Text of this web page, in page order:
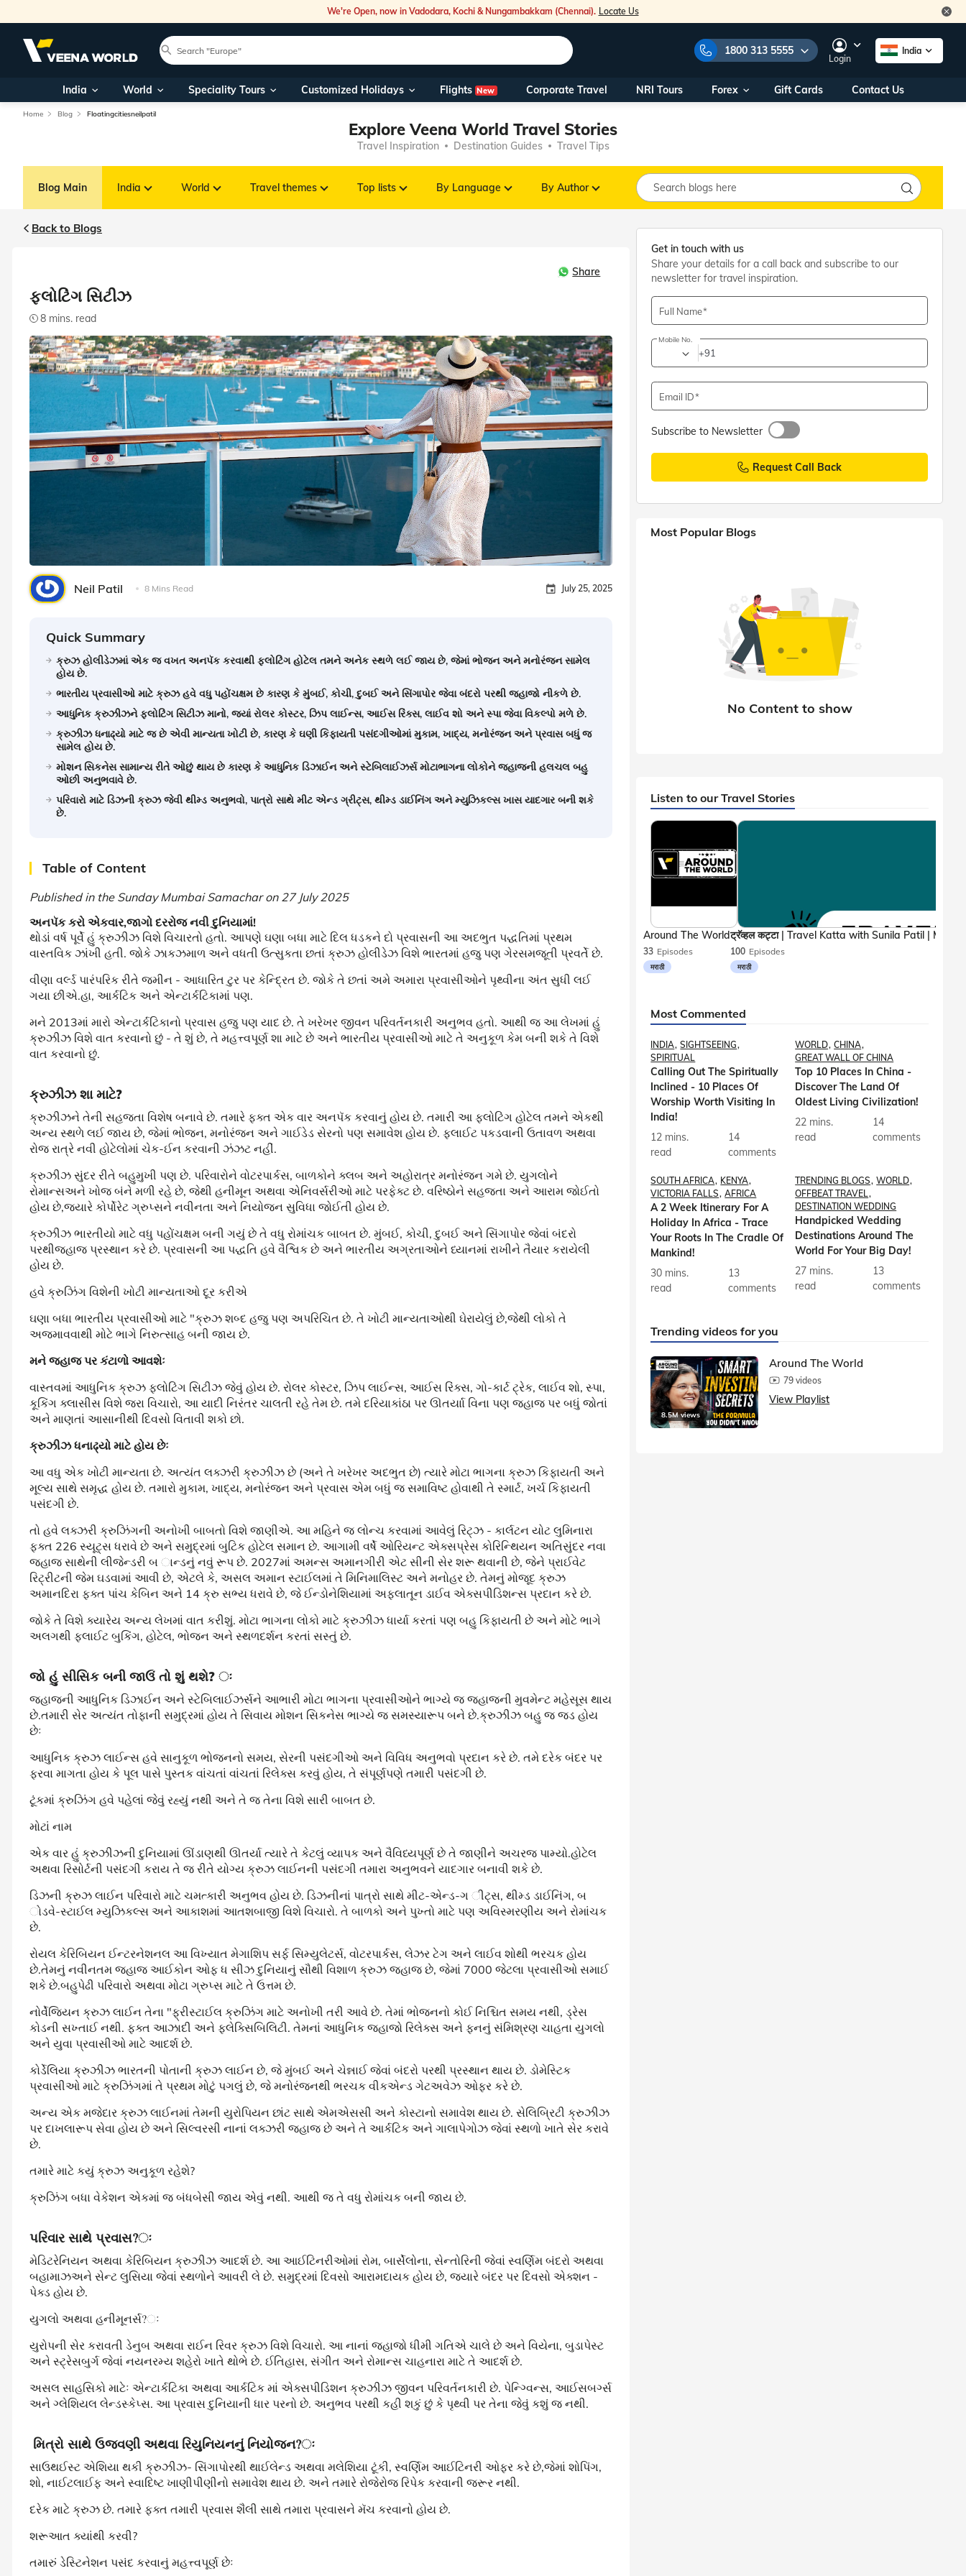
We're Open, now in Vadodara, Kochi & Nungambakkam (Chennai). Locate Us
1800 313 5555
Our Toll Free Numbers:
1800 313 5555
You can also call us on:
Foreign Nationals/
NRIs travelling
Within India
+91 915 200 4511
+91 887 997 2221
travel@veenaworld.com
Nearest Veena World Office
Business hours10AM - 7PM
Login
India
India World Speciality Tours Customized Holidays Flights New Corporate Travel NRI Tours Forex Gift Cards Contact Us
Home Blog Floatingcitiesneilpatil
Explore Veena World Travel Stories
Travel Inspiration Destination Guides Travel Tips
Blog Main India World Travel themes Top lists By Language By Author
Back to Blogs
Share
ફ્લોટિંગ સિટીઝ
8 mins. read
Neil Patil 8 Mins Read July 25, 2025
Quick Summary
ક્રુઝ હોલીડેઝમાં એક જ વખત અનપૅક કરવાથી ફ્લોટિંગ હોટેલ તમને અનેક સ્થળે લઈ જાય છે, જેમાં ભોજન અને મનોરંજન સામેલ
હોય છે.
ભારતીય પ્રવાસીઓ માટે ક્રુઝ હવે વધુ પહોંચક્ષમ છે કારણ કે મુંબઈ, કોચી, દુબઈ અને સિંગાપોર જેવા બંદરો પરથી જહાજો નીકળે છે.
આધુનિક ક્રુઝીઝને ફ્લોટિંગ સિટીઝ માનો, જ્યાં રોલર કોસ્ટર, ઝિપ લાઈન્સ, આઈસ રિંક્સ, લાઈવ શો અને સ્પા જેવા વિકલ્પો મળે છે.
ક્રુઝીઝ ધનાઢ્યો માટે જ છે એવી માન્યતા ખોટી છે, કારણ કે ઘણી કિફાયતી પસંદગીઓમાં મુકામ, ખાદ્ય, મનોરંજન અને પ્રવાસ બધું જ
સામેલ હોય છે.
મોશન સિકનેસ સામાન્ય રીતે ઓછું થાય છે કારણ કે આધુનિક ડિઝાઈન અને સ્ટેબિલાઈઝર્સ મોટાભાગના લોકોને જહાજની હલચલ બહુ
ઓછી અનુભવાવે છે.
પરિવારો માટે ડિઝની ક્રુઝ જેવી થીમ્ડ અનુભવો, પાત્રો સાથે મીટ એન્ડ ગ્રીટ્સ, થીમ્ડ ડાઈનિંગ અને મ્યુઝિકલ્સ ખાસ યાદગાર બની શકે
છે.
Table of Content
Published in the Sunday Mumbai Samachar on 27 July 2025
અનપૅક કરો એકવાર,જાગો દરરોજ નવી દુનિયામાં!
થોડાં વર્ષ પૂર્વે હું ક્રુઝીઝ વિશે વિચારતો હતો. આપણે ઘણા બધા માટે દિલ ધડકને દો પ્રવાસની આ અદભુત પદ્ધતિમાં પ્રથમ
વાસ્તવિક ઝાંખી હતી. જોકે ઝાકઝમાળ અને વધતી ઉત્સુકતા છતાં ક્રુઝ હોલીડેઝ વિશે ભારતમાં હજુ પણ ગેરસમજૂતી પ્રવર્તે છે.
વીણા વર્લ્ડ પારંપરિક રીતે જમીન - આધારિત ટુર પર કેન્દ્રિત છે. જોકે તે છતાં અમે અમારા પ્રવાસીઓને પૃથ્વીના અંત સુધી લઈ
ગયા છીએ.હા, આર્કટિક અને એન્ટાર્કટિકામાં પણ.
મને 2013માં મારો એન્ટાર્કટિકાનો પ્રવાસ હજુ પણ યાદ છે. તે ખરેખર જીવન પરિવર્તનકારી અનુભવ હતો. આથી જ આ લેખમાં હું
ક્રુઝીઝ વિશે વાત કરવાનો છું - તે શું છે, તે મહત્ત્વપૂર્ણ શા માટે છે અને ભારતીય પ્રવાસીઓ માટે તે અનુકૂળ કેમ બની શકે તે વિશે
વાત કરવાનો છું.
ક્રુઝીઝ શા માટે?
ક્રુઝીઝને તેની સહજતા વિશેષ બનાવે છે. તમારે ફક્ત એક વાર અનપૅક કરવાનું હોય છે. તમારી આ ફ્લોટિંગ હોટેલ તમને એકથી
અન્ય સ્થળે લઈ જાય છે, જેમાં ભોજન, મનોરંજન અને ગાઈડેડ સેરનો પણ સમાવેશ હોય છે. ફ્લાઈટ પકડવાની ઉતાવળ અથવા
રોજ રાત્રે નવી હોટેલોમાં ચેક-ઈન કરવાની ઝંઝટ નહીં.
ક્રુઝીઝ સુંદર રીતે બહુમુખી પણ છે. પરિવારોને વોટરપાર્કસ, બાળકોને ક્લબ અને અહોરાત્ર મનોરંજન ગમે છે. યુગલોને
રોમાન્સઅને ખોજ બંને મળી રહે છે, જેથી હનીમૂન અથવા એનિવર્સરીઓ માટે પરફેક્ટ છે. વરિષ્ઠોને સહજતા અને આરામ જોઈતો
હોય છે,જ્યારે કોર્પોરેટ ગ્રુપ્સને નવીનતા અને નિયોજન સુવિધા જોઈતી હોય છે.
ક્રુઝીઝ ભારતીયો માટે વધુ પહોંચક્ષમ બની ગયું છે તે વધુ રોમાંચક બાબત છે. મુંબઈ, કોચી, દુબઈ અને સિંગાપોર જેવાં બંદરો
પરથીજહાજ પ્રસ્થાન કરે છે. પ્રવાસની આ પદ્ધતિ હવે વૈશ્વિક છે અને ભારતીય અગ્રતાઓને ધ્યાનમાં રાખીને તૈયાર કરાયેલી
હોય છે.
હવે ક્રુઝિંગ વિશેની ખોટી માન્યતાઓ દૂર કરીએ
ઘણા બધા ભારતીય પ્રવાસીઓ માટે "ક્રુઝ શબ્દ હજુ પણ અપરિચિત છે. તે ખોટી માન્યતાઓથી ઘેરાયેલું છે,જેથી લોકો તે
અજમાવવાથી મોટે ભાગે નિરુત્સાહ બની જાય છે.
મને જહાજ પર કંટાળો આવશેઃ
વાસ્તવમાં આધુનિક ક્રુઝ ફ્લોટિંગ સિટીઝ જેવું હોય છે. રોલર કોસ્ટર, ઝિપ લાઈન્સ, આઈસ રિંક્સ, ગો-કાર્ટ ટ્રેક, લાઈવ શો, સ્પા,
કૂકિંગ ક્લાસીસ વિશે જરા વિચારો, આ યાદી નિરંતર ચાલતી રહે તેમ છે. તમે દરિયાકાંઠા પર ઊતર્યાા વિના પણ જહાજ પર બધું જોતાં
અને માણતાં આસાનીથી દિવસો વિતાવી શકો છો.
ક્રુઝીઝ ધનાઢ્યો માટે હોય છેઃ
આ વધુ એક ખોટી માન્યતા છે. અત્યંત લક્ઝરી ક્રુઝીઝ છે (અને તે ખરેખર અદભુત છે) ત્યારે મોટા ભાગના ક્રુઝ કિફાયતી અને
મૂલ્ય સાથે સમૃદ્ધ હોય છે. તમારો મુકામ, ખાદ્ય, મનોરંજન અને પ્રવાસ એમ બધું જ સમાવિષ્ટ હોવાથી તે સ્માર્ટ, ખર્ચ કિફાયતી
પસંદગી છે.
તો હવે લક્ઝરી ક્રુઝિંગની અનોખી બાબતો વિશે જાણીએ. આ મહિને જ લોન્ચ કરવામાં આવેલું રિટ્ઝ - કાર્લટન યોટ લુમિનારા
ફક્ત 226 સ્યૂટ્સ ધરાવે છે અને સમુદ્રમાં બુટિક હોટેલ સમાન છે. આગામી વર્ષે ઓરિયન્ટ એક્સપ્રેસ કોરિન્થિયન અતિસુંદર નવા
જહાજ સાથેની લીજેન્ડરી બ ાન્ડનું નવું રૂપ છે. 2027માં અમન્સ અમાનગીરી એટ સીની સેર શરૂ થવાની છે, જેને પ્રાઈવેટ
રિટ્રીટની જેમ ઘડવામાં આવી છે, એટલે કે, અસલ અમાન સ્ટાઈલમાં તે મિનિમાલિસ્ટ અને મનોહર છે. તેમનું મોજૂદ ક્રુઝ
અમાનદિરા ફક્ત પાંચ કેબિન અને 14 ક્રુ સભ્ય ધરાવે છે, જે ઈન્ડોનેશિયામાં અફલાતૂન ડાઈવ એક્સપીડિશન્સ પ્રદાન કરે છે.
જોકે તે વિશે ક્યારેય અન્ય લેખમાં વાત કરીશું. મોટા ભાગના લોકો માટે ક્રુઝીઝ ધાર્યા કરતાં પણ બહુ કિફાયતી છે અને મોટે ભાગે
અલગથી ફ્લાઈટ બુકિંગ, હોટેલ, ભોજન અને સ્થળદર્શન કરતાં સસ્તું છે.
જો હું સીસિક બની જાઉં તો શું થશે? ઃ
જહાજની આધુનિક ડિઝાઈન અને સ્ટેબિલાઈઝર્સને આભારી મોટા ભાગના પ્રવાસીઓને ભાગ્યે જ જહાજની મુવમેન્ટ મહેસૂસ થાય
છે.તમારી સેર અત્યંત તોફાની સમુદ્રમાં હોય તે સિવાય મોશન સિકનેસ ભાગ્યે જ સમસ્યારૂપ બને છે.ક્રુઝીઝ બહુ જ જડ હોય
છેઃ
આધુનિક ક્રુઝ લાઈન્સ હવે સાનુકૂળ ભોજનનો સમય, સેરની પસંદગીઓ અને વિવિધ અનુભવો પ્રદાન કરે છે. તમે દરેક બંદર પર
ફરવા માગતા હોય કે પૂલ પાસે પુસ્તક વાંચતાં વાંચતાં રિલેક્સ કરવું હોય, તે સંપૂર્ણપણે તમારી પસંદગી છે.
ટૂંકમાં ક્રુઝિંગ હવે પહેલાં જેવું રહ્યું નથી અને તે જ તેના વિશે સારી બાબત છે.
મોટાં નામ
એક વાર હું ક્રુઝીઝની દુનિયામાં ઊંડાણથી ઊતર્યા ત્યારે તે કેટલું વ્યાપક અને વૈવિધ્યપૂર્ણ છે તે જાણીને અચરજ પામ્યો.હોટેલ
અથવા રિસોર્ટની પસંદગી કરાય તે જ રીતે યોગ્ય ક્રુઝ લાઈનની પસંદગી તમારા અનુભવને યાદગાર બનાવી શકે છે.
ડિઝની ક્રુઝ લાઈન પરિવારો માટે ચમત્કારી અનુભવ હોય છે. ડિઝનીનાં પાત્રો સાથે મીટ-એન્ડ-ગ ીટ્સ, થીમ્ડ ડાઈનિંગ, બ
ોડવે-સ્ટાઈલ મ્યુઝિકલ્સ અને આકાશમાં આતશબાજી વિશે વિચારો. તે બાળકો અને પુખ્તો માટે પણ અવિસ્મરણીય અને રોમાંચક
છે.
રોયલ કેરિબિયન ઈન્ટરનેશનલ આ વિખ્યાત મેગાશિપ સર્ફ સિમ્યુલેટર્સ, વોટરપાર્કસ, લેઝર ટેગ અને લાઈવ શોથી ભરચક હોય
છે.તેમનું નવીનતમ જહાજ આઈકોન ઓફ ધ સીઝ દુનિયાનું સૌથી વિશાળ ક્રુઝ જહાજ છે, જેમાં 7000 જેટલા પ્રવાસીઓ સમાઈ
શકે છે.બહુપેઢી પરિવારો અથવા મોટા ગ્રુપ્સ માટે તે ઉત્તમ છે.
નોર્વેજિયન ક્રુઝ લાઈન તેના "ફ્રીસ્ટાઈલ ક્રુઝિંગ માટે અનોખી તરી આવે છે. તેમાં ભોજનનો કોઈ નિશ્ચિત સમય નથી, ડ્રેસ
કોડની સખ્તાઈ નથી. ફક્ત આઝાદી અને ફ્લેક્સિબિલિટી. તેમનાં આધુનિક જહાજો રિલેક્સ અને ફનનું સંમિશ્રણ ચાહતા યુગલો
અને યુવા પ્રવાસીઓ માટે આદર્શ છે.
કોર્ડેલિયા ક્રુઝીઝ ભારતની પોતાની ક્રુઝ લાઈન છે, જે મુંબઈ અને ચેન્નાઈ જેવાં બંદરો પરથી પ્રસ્થાન થાય છે. ડોમેસ્ટિક
પ્રવાસીઓ માટે ક્રુઝિંગમાં તે પ્રથમ મોટું પગલું છે, જે મનોરંજનથી ભરચક વીકએન્ડ ગેટઅવેઝ ઓફર કરે છે.
અન્ય એક મજેદાર ક્રુઝ લાઈનમાં તેમની યુરોપિયન છાંટ સાથે એમએસસી અને કોસ્ટાનો સમાવેશ થાય છે. સેલિબ્રિટી ક્રુઝીઝ
પર દાખલારૂપ સેવા હોય છે અને સિલ્વરસી નાનાં લક્ઝરી જહાજ છે અને તે આર્કટિક અને ગાલાપેગોઝ જેવાં સ્થળો ખાતે સેર કરાવે
છે.
તમારે માટે કયું ક્રુઝ અનુકૂળ રહેશે?
ક્રુઝિંગ બધા વેકેશન એકમાં જ બંધબેસી જાય એવું નથી. આથી જ તે વધુ રોમાંચક બની જાય છે.
પરિવાર સાથે પ્રવાસ?ઃ
મેડિટરેનિયન અથવા કેરિબિયન ક્રુઝીઝ આદર્શ છે. આ આઈટિનરીઓમાં રોમ, બાર્સેલોના, સેન્તોરિની જેવાં સ્વર્ણિમ બંદરો અથવા
બહામાઝઅને સેન્ટ લુસિયા જેવાં સ્થળોને આવરી લે છે. સમુદ્રમાં દિવસો આરામદાયક હોય છે, જ્યારે બંદર પર દિવસો એક્શન -
પેક્ડ હોય છે.
યુગલો અથવા હનીમૂનર્સ?ઃ
યુરોપની સેર કરાવતી ડેનુબ અથવા રાઈન રિવર ક્રુઝ વિશે વિચારો. આ નાનાં જહાજો ધીમી ગતિએ ચાલે છે અને વિયેના, બુડાપેસ્ટ
અને સ્ટ્રેસબુર્ગ જેવાં નયનરમ્ય શહેરો ખાતે થોભે છે. ઈતિહાસ, સંગીત અને રોમાન્સ ચાહનારા માટે તે આદર્શ છે.
અસલ સાહસિકો માટેઃ એન્ટાર્કટિકા અથવા આર્કટિક માં એક્સપીડિશન ક્રુઝીઝ જીવન પરિવર્તનકારી છે. પેન્ગ્વિન્સ, આઈસબર્ગ્સ
અને ગ્લેશિયલ લેન્ડસ્કેપ્સ. આ પ્રવાસ દુનિયાની ધાર પરનો છે. અનુભવ પરથી કહી શકું છું કે પૃથ્વી પર તેના જેવું કશું જ નથી.
મિત્રો સાથે ઉજવણી અથવા રિયુનિયનનું નિયોજન?ઃ
સાઉથઈસ્ટ એશિયા થકી ક્રુઝીઝ- સિંગાપોરથી થાઈલેન્ડ અથવા મલેશિયા ટૂંકી, સ્વર્ણિમ આઈટિનરી ઓફર કરે છે,જેમાં શોપિંગ,
શો, નાઈટલાઈફ અને સ્વાદિષ્ટ ખાણીપીણીનો સમાવેશ થાય છે. અને તમારે રોજેરોજ રિપેક કરવાની જરૂર નથી.
દરેક માટે ક્રુઝ છે. તમારે ફક્ત તમારી પ્રવાસ શૈલી સાથે તમારા પ્રવાસને મૅચ કરવાનો હોય છે.
શરૂઆત ક્યાંથી કરવી?
તમારું ડેસ્ટિનેશન પસંદ કરવાનું મહત્ત્વપૂર્ણ છેઃ
Get in touch with us
Share your details for a call back and subscribe to our
newsletter for travel inspiration.
Full Name
Mobile No.
+91
Email ID
Subscribe to Newsletter
Request Call Back
Most Popular Blogs
Listen to our Travel Stories
33 Episodes
मराठी
Around The World
100 Episodes
मराठी
Most Commented
INDIA SIGHTSEEING
SPIRITUAL
Calling Out The Spiritually
Inclined - 10 Places Of
Worship Worth Visiting In
India!
12 mins.
read
14
comments
WORLD CHINA
GREAT WALL OF CHINA
Top 10 Places In China -
Discover The Land Of
Oldest Living Civilization!
22 mins.
read
14
comments
SOUTH AFRICA KENYA
VICTORIA FALLS
AFRICA
A 2 Week Itinerary For A
Holiday In Africa - Trace
Your Roots In The Cradle Of
Mankind!
30 mins.
read
13
comments
TRENDING BLOGS
WORLD
OFFBEAT TRAVEL
DESTINATION WEDDING
Handpicked Wedding
Destinations Around The
World For Your Big Day!
27 mins.
read
13
comments
Trending videos for you
8.5M views
Around The World
79 videos
View Playlist